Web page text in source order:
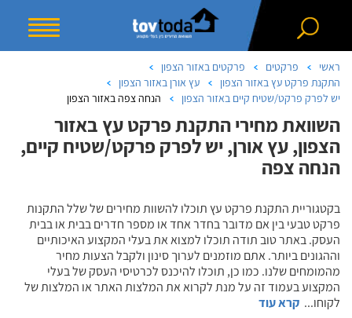
ראשי פרקטים
פרקטים באזור הצפון
התקנת פרקט עץ באזור הצפון
עץ אורן באזור הצפון
יש לפרק פרקט/שטיח קיים באזור הצפון
הנחה צפה באזור הצפון
השוואת מחירי התקנת פרקט עץ באזור
הצפון, עץ אורן, יש לפרק פרקט/שטיח קיים,
הנחה צפה
בקטגוריית התקנת פרקט עץ תוכלו להשוות מחירים של שלל התקנות
פרקט טבעי בין אם מדובר בחדר אחד או מספר חדרים בבית או בבית
העסק. באתר טוב תודה תוכלו למצוא את בעלי המקצוע האיכותיים
וההגונים ביותר. אתם מוזמנים לערוך סינון ולקבל הצעות מחיר
מהמומחים שלנו. כמו כן, תוכלו להיכנס לכרטיסי העסק של בעלי
המקצוע בעמוד זה על מנת לקרוא את המלצות האתר או המלצות של
לקוחו... קרא עוד